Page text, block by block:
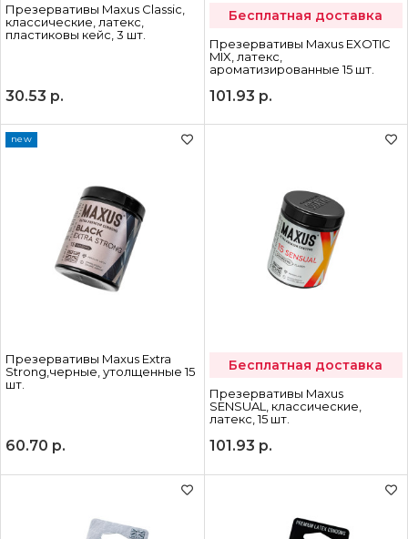
Презервативы Maxus Classic,
классические, латекс,
пластиковы кейс, 3 шт.
30.53 р.
Бесплатная доставка
Презервативы Maxus EXOTIC
MIX, латекс,
ароматизированные 15 шт.
101.93 р.
Презервативы Maxus Extra
Strong,черные, утолщенные 15
шт.
new
60.70 р.
Бесплатная доставка
Презервативы Maxus
SENSUAL, классические,
латекс, 15 шт.
101.93 р.